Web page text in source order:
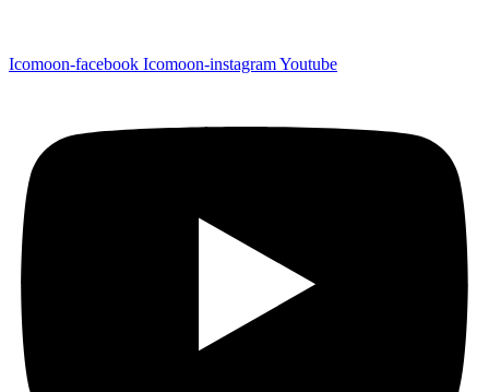
Icomoon-facebook Icomoon-instagramYoutube